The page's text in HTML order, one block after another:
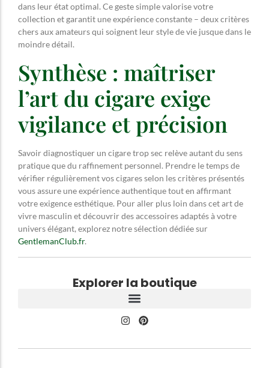
dans leur état optimal. Ce geste simple valorise votre
collection et garantit une expérience constante – deux critères
chers aux amateurs qui soignent leur style de vie jusque dans le
moindre détail.
Synthèse : maîtriser
l’art du cigare exige
vigilance et précision
Savoir diagnostiquer un cigare trop sec relève autant du sens
pratique que du raffinement personnel. Prendre le temps de
vérifier régulièrement vos cigares selon les critères présentés
vous assure une expérience authentique tout en affirmant
votre exigence esthétique. Pour aller plus loin dans cet art de
vivre masculin et découvrir des accessoires adaptés à votre
univers élégant, explorez notre sélection dédiée sur
GentlemanClub.fr.
Explorer la boutique